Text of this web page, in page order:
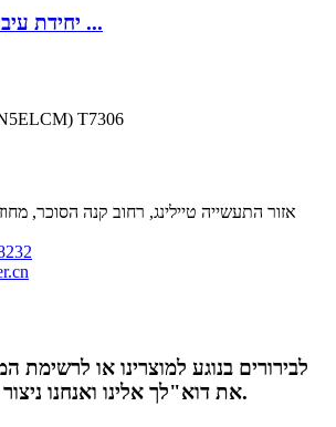
יחידת עיבוי מדחס ...
אזור התעשייה טיילינג, רחוב קנה הסוכר, מחוז
לבירורים בנוגע למוצרינו או
את דוא"לך אלינו ואנחנו ניצור קשר תוך 24 שעות.